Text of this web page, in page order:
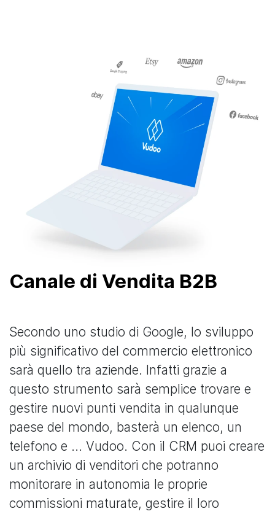
Canale di Vendita B2B
Secondo uno studio di Google, lo sviluppo
più significativo del commercio elettronico
sarà quello tra aziende. Infatti grazie a
questo strumento sarà semplice trovare e
gestire nuovi punti vendita in qualunque
paese del mondo, basterà un elenco, un
telefono e ... Vudoo. Con il CRM puoi creare
un archivio di venditori che potranno
monitorare in autonomia le proprie
commissioni maturate, gestire il loro